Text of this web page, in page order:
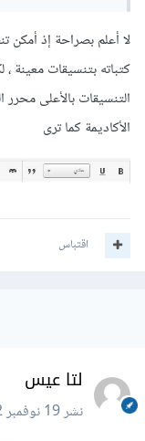
لا أعلم بصراحة إذ
كتباته بتنسيقات معينة
التنسيقات بالأعلى
الأكاديمة كما ترى
اقتباس
لتا عيس
نشر19 نوفمبر 2022